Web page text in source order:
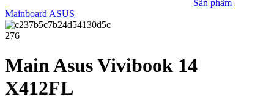
Sản phẩm
Mainboard ASUS
276
Main Asus Vivibook 14
X412FL